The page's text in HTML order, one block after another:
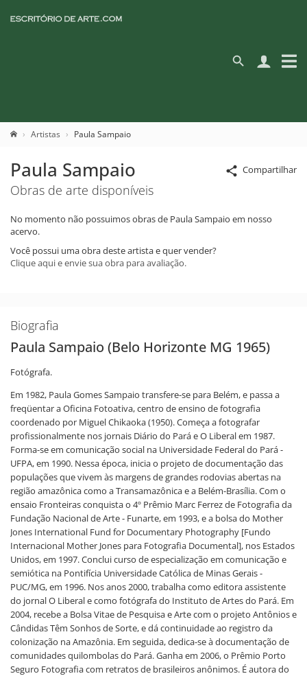
Artistas Paula Sampaio
Compartilhar
Paula Sampaio
Obras de arte disponíveis
No momento não possuimos obras de Paula Sampaio em nosso
acervo.
Você possui uma obra deste artista e quer vender?
Clique aqui e envie sua obra para avaliação.
Biografia
Paula Sampaio (Belo Horizonte MG 1965)
Fotógrafa.
Em 1982, Paula Gomes Sampaio transfere-se para Belém, e passa a
freqüentar a Oficina Fotoativa, centro de ensino de fotografia
coordenado por Miguel Chikaoka (1950). Começa a fotografar
profissionalmente nos jornais Diário do Pará e O Liberal em 1987.
Forma-se em comunicação social na Universidade Federal do Pará -
UFPA, em 1990. Nessa época, inicia o projeto de documentação das
populações que vivem às margens de grandes rodovias abertas na
região amazônica como a Transamazônica e a Belém-Brasília. Com o
ensaio Fronteiras conquista o 4º Prêmio Marc Ferrez de Fotografia da
Fundação Nacional de Arte - Funarte, em 1993, e a bolsa do Mother
Jones International Fund for Documentary Photography [Fundo
Internacional Mother Jones para Fotografia Documental], nos Estados
Unidos, em 1997. Conclui curso de especialização em comunicação e
semiótica na Pontifícia Universidade Católica de Minas Gerais -
PUC/MG, em 1996. Nos anos 2000, trabalha como editora assistente
do jornal O Liberal e como fotógrafa do Instituto de Artes do Pará. Em
2004, recebe a Bolsa Vitae de Pesquisa e Arte com o projeto Antônios e
Cândidas Têm Sonhos de Sorte, e dá continuidade ao registro da
colonização na Amazônia. Em seguida, dedica-se à documentação de
comunidades quilombolas do Pará. Ganha em 2006, o Prêmio Porto
Seguro Fotografia com retratos de brasileiros anônimos. É autora do